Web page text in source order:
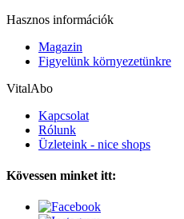
Hasznos információk
Magazin
Figyelünk környezetünkre
VitalAbo
Kapcsolat
Rólunk
Üzleteink - nice shops
Kövessen minket itt: